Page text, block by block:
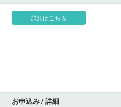
詳細はこちら
お申込み / 詳細